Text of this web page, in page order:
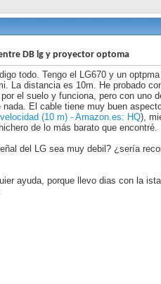
DB lg y proyector optoma
todo. Tengo el LG670 y un
La distancia es 10m. He probado
el suelo y funciona, pero con uno
El cable tiene muy buen
(10 m) - Amazon.es: HQ),
de lo más barato que encontré.
del LG sea muy debil? ¿sería
ayuda, porque llevo dias con la